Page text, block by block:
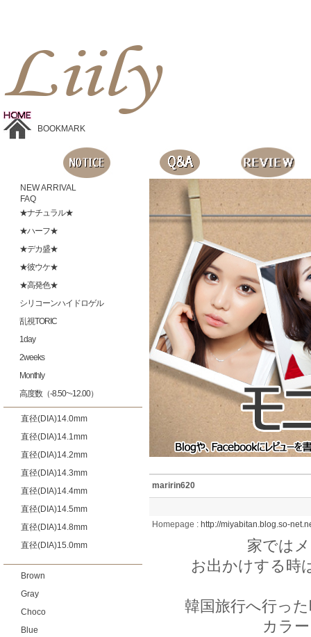
BOOKMARK
NEW ARRIVAL
FAQ
★ナチュラル★
★ハーフ★
★デカ盛★
★彼ウケ★
★高発色★
シリコーンハイドロゲル
乱視TORIC
1day
2weeks
Monthly
高度数（-8.50~-12.00）
直径(DIA)14.0mm
直径(DIA)14.1mm
直径(DIA)14.2mm
直径(DIA)14.3mm
直径(DIA)14.4mm
直径(DIA)14.5mm
直径(DIA)14.8mm
直径(DIA)15.0mm
Brown
Gray
Choco
Blue
maririn620
Homepage : http://miyabitan.blog.so-
家では
お出かけする時
韓国旅行へ行っ
カラ